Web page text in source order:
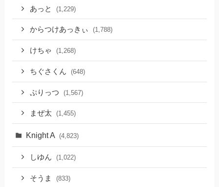
あっと (1,229)
からつけあっきぃ (1,788)
けちゃ (1,268)
ちぐさくん (648)
ぷりっつ (1,567)
まぜ太 (1,455)
Knight A (4,823)
しゆん (1,022)
そうま (833)